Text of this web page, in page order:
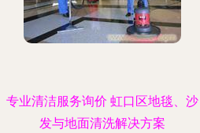
专业清洁服务询价 虹口区地毯、沙
发与地面清洗解决方案